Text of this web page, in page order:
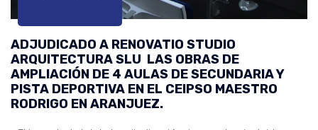
ADJUDICADO A RENOVATIO STUDIO
ARQUITECTURA SLU LAS OBRAS DE
AMPLIACIÓN DE 4 AULAS DE SECUNDARIA Y
PISTA DEPORTIVA EN EL CEIPSO MAESTRO
RODRIGO EN ARANJUEZ.